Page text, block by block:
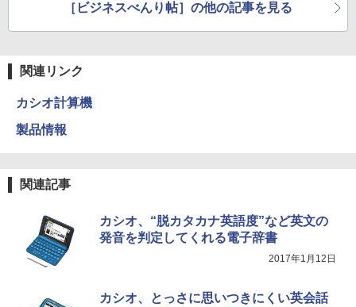
［ビジネスべんり帖］の他の記事を見る
関連リンク
カシオ計算機
製品情報
関連記事
カシオ、“脱カタカナ英語度”など英文の
発音を判定してくれる電子辞書
2017年1月12日
カシオ、とっさに思いつきにくい英会話